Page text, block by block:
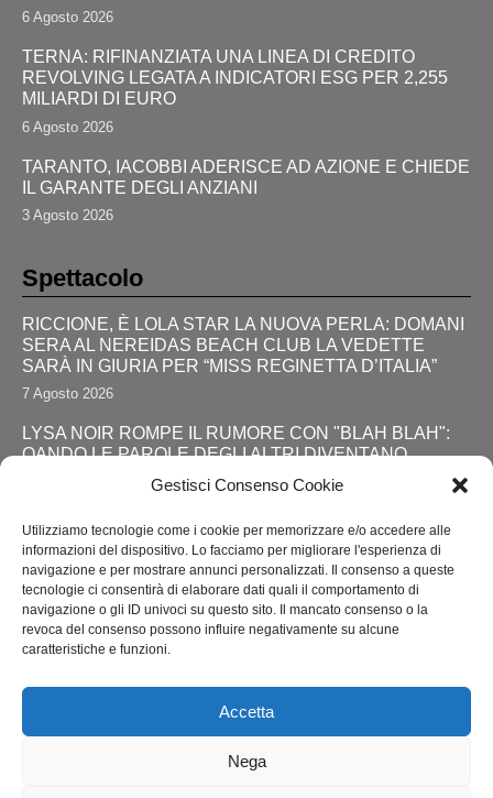
Gestisci Consenso Cookie
Utilizziamo tecnologie come i cookie per memorizzare e/o accedere alle
informazioni del dispositivo. Lo facciamo per migliorare l'esperienza di
navigazione e per mostrare annunci personalizzati. Il consenso a queste
tecnologie ci consentirà di elaborare dati quali il comportamento di
navigazione o gli ID univoci su questo sito. Il mancato consenso o la
revoca del consenso possono influire negativamente su alcune
caratteristiche e funzioni.
Accetta
Nega
6 Agosto 2026
TERNA: RIFINANZIATA UNA LINEA DI CREDITO
REVOLVING LEGATA A INDICATORI ESG PER 2,255
MILIARDI DI EURO
6 Agosto 2026
TARANTO, IACOBBI ADERISCE AD AZIONE E CHIEDE
IL GARANTE DEGLI ANZIANI
3 Agosto 2026
Spettacolo
RICCIONE, È LOLA STAR LA NUOVA PERLA: DOMANI
SERA AL NEREIDAS BEACH CLUB LA VEDETTE
SARÀ IN GIURIA PER “MISS REGINETTA D’ITALIA”
7 Agosto 2026
LYSA NOIR ROMPE IL RUMORE CON "BLAH BLAH":
QANDO LE PAROLE DEGLI ALTRI DIVENTANO
JOHNNY DEPP RITORNA DA PROTAGONISTA: IL
GRANDE SHOW AL COMIC-CON E LA SVOLTA
DEFINITIVA!
24 Luglio 2026
RIMINI, LOLA STAR “ANTICIPA” IL PRIDE CON UNA
MAREBELLO A MIRAMARE